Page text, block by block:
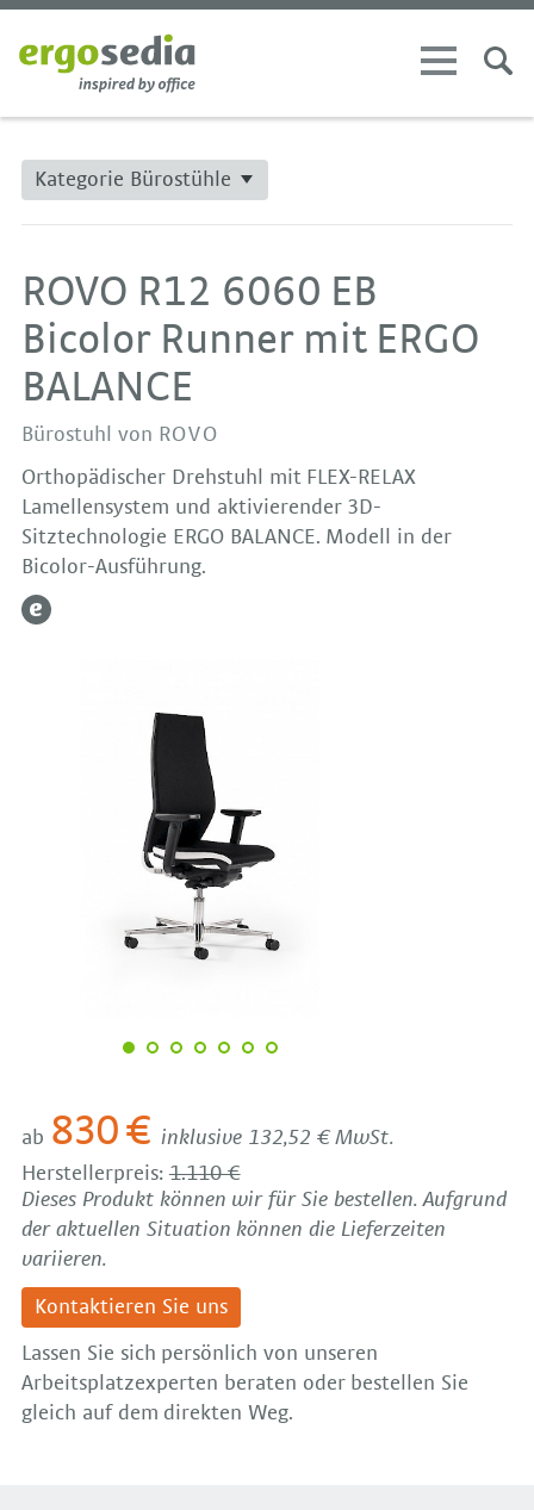
Kategorie Bürostühle
ROVO R12 6060 EB
Bicolor Runner mit ERGO
BALANCE
Bürostuhl von ROVO
Orthopädischer Drehstuhl mit FLEX-RELAX
Lamellensystem und aktivierender 3D-
Sitztechnologie ERGO BALANCE. Modell in der
Bicolor-Ausführung.
ab 830 € inklusive 132,52 € MwSt.
Herstellerpreis:1.110 €
Dieses Produkt können wir für Sie bestellen. Aufgrund
der aktuellen Situation können die Lieferzeiten
variieren.
Kontaktieren Sie uns
Lassen Sie sich persönlich von unseren
Arbeitsplatzexperten beraten oder bestellen Sie
gleich auf dem direkten Weg.